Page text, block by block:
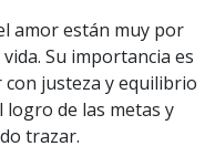
amor están muy por
Su importancia es
justeza y equilibrio
logro de las metas y
trazar.